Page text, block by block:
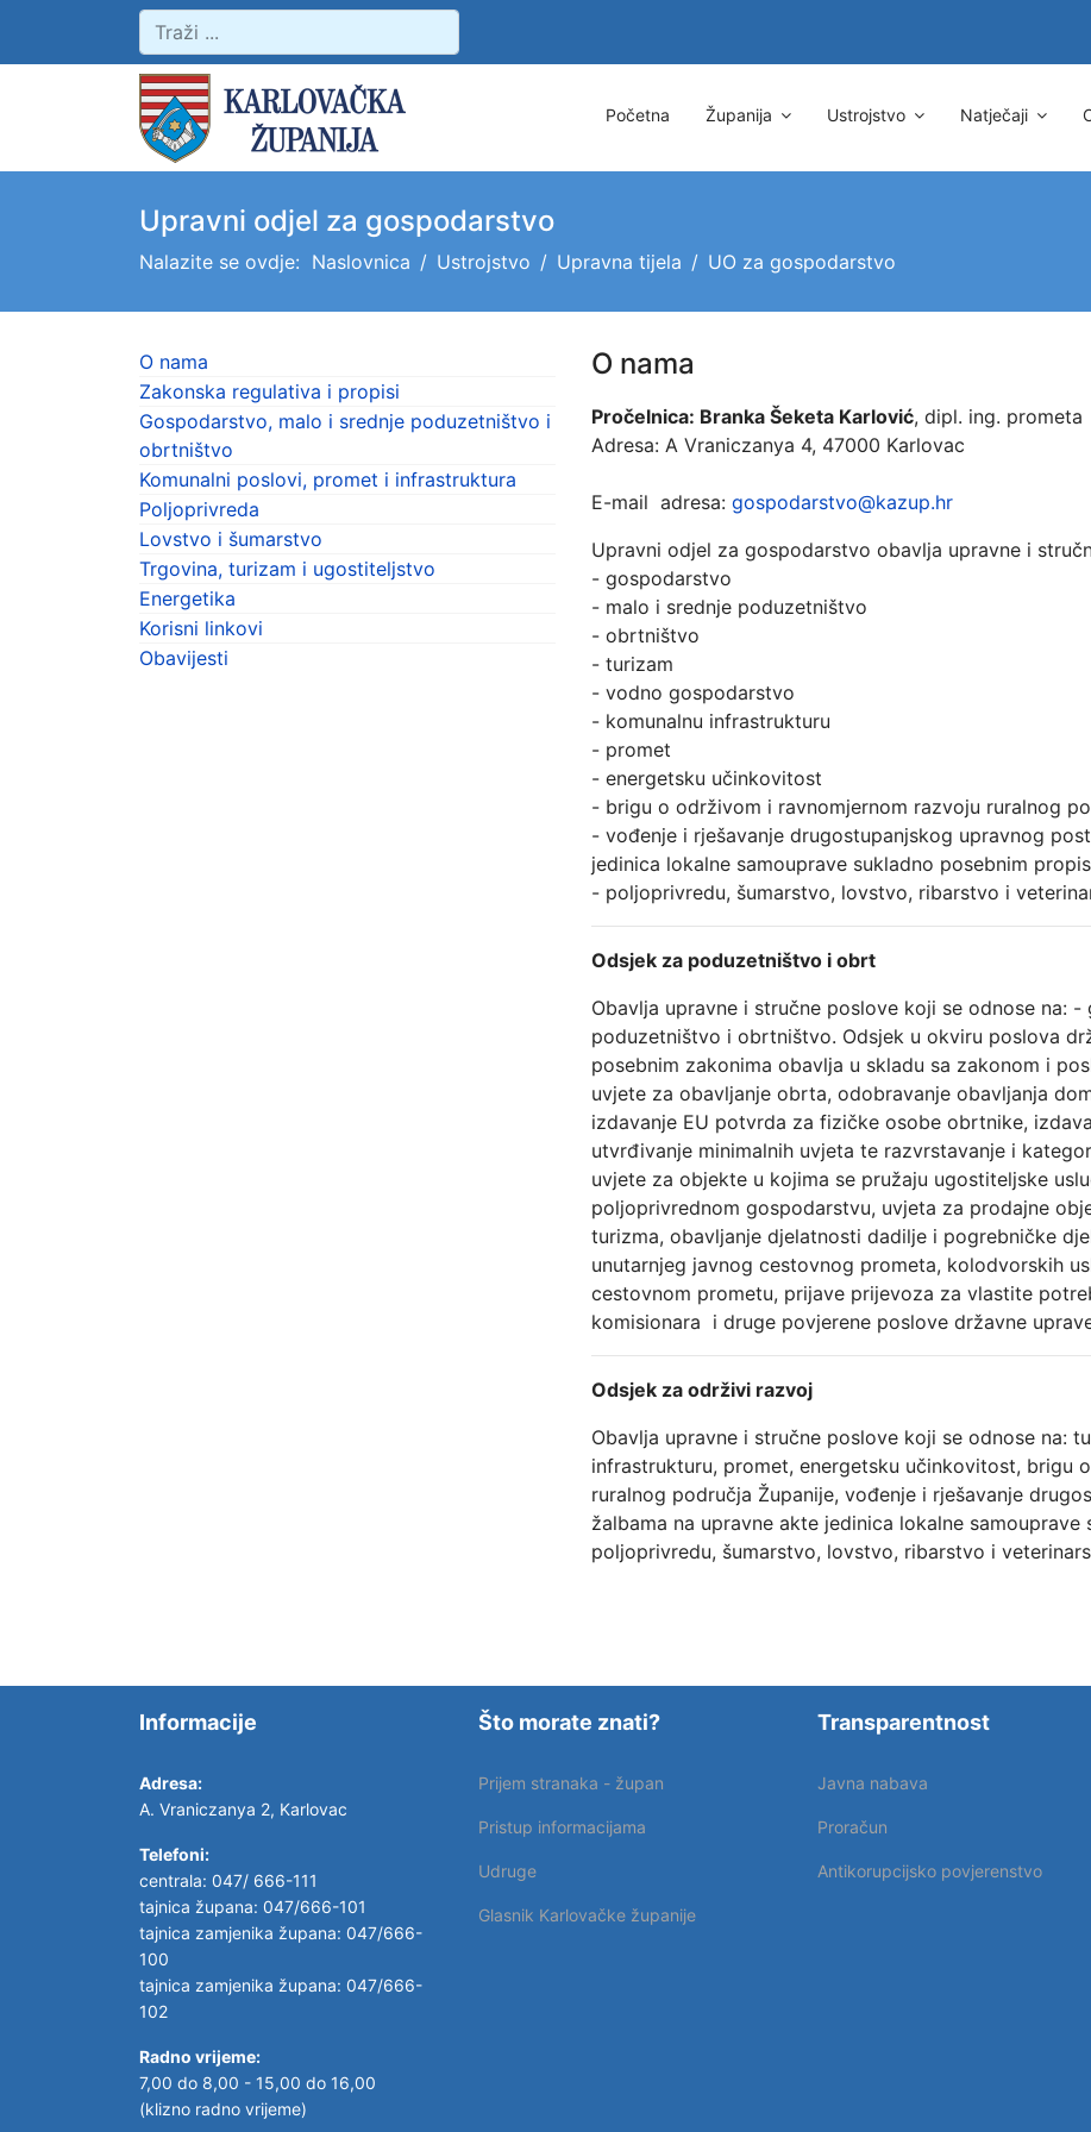
Početna Županija Ustrojstvo Natječaji
Upravni odjel za gospodarstvo
Nalazite se ovdje: Naslovnica Ustrojstvo Upravna tijela UO za gospodarstvo
O nama
Zakonska regulativa i propisi
Gospodarstvo, malo i srednje poduzetništvo i
obrtništvo
Komunalni poslovi, promet i infrastruktura
Poljoprivreda
Lovstvo i šumarstvo
Trgovina, turizam i ugostiteljstvo
Energetika
Korisni linkovi
Obavijesti
O nama
Pročelnica: Branka Šeketa Karlović, dipl. ing. prometa
Adresa: A Vraniczanya 4, 47000 Karlovac
E-mail adresa: gospodarstvo@kazup.hr
Upravni odjel za gospodarstvo obavlja upravne i
- gospodarstvo
- malo i srednje poduzetništvo
- obrtništvo
- turizam
- vodno gospodarstvo
- komunalnu infrastrukturu
- promet
- energetsku učinkovitost
- brigu o održivom i ravnomjernom razvoju ruralnog
- vođenje i rješavanje drugostupanjskog upravnog
jedinica lokalne samouprave sukladno posebnim
- poljoprivredu, šumarstvo, lovstvo, ribarstvo i
Odsjek za poduzetništvo i obrt
Obavlja upravne i stručne poslove koji se odnose na:
poduzetništvo i obrtništvo. Odsjek u okviru poslova
posebnim zakonima obavlja u skladu sa zakonom i
uvjete za obavljanje obrta, odobravanje obavljanja
izdavanje EU potvrda za fizičke osobe obrtnike,
utvrđivanje minimalnih uvjeta te razvrstavanje i
uvjete za objekte u kojima se pružaju ugostiteljske
poljoprivrednom gospodarstvu, uvjeta za prodajne
turizma, obavljanje djelatnosti dadilje i pogrebničke
unutarnjeg javnog cestovnog prometa, kolodvorskih
cestovnom prometu, prijave prijevoza za vlastite
komisionara i druge povjerene poslove državne
Odsjek za održivi razvoj
Obavlja upravne i stručne poslove koji se odnose na:
infrastrukturu, promet, energetsku učinkovitost, brigu
ruralnog područja Županije, vođenje i rješavanje
žalbama na upravne akte jedinica lokalne
poljoprivredu, šumarstvo, lovstvo, ribarstvo i
Informacije
Adresa:
A. Vraniczanya 2, Karlovac
Telefoni:
centrala: 047/ 666-111
tajnica župana: 047/666-101
tajnica zamjenika župana: 047/666-
100
tajnica zamjenika župana: 047/666-
102
Radno vrijeme:
7,00 do 8,00 - 15,00 do 16,00
(klizno radno vrijeme)
Što morate znati?
Prijem stranaka - župan
Pristup informacijama
Udruge
Glasnik Karlovačke županije
Transparentnost
Javna nabava
Proračun
Antikorupcijsko povjerenstvo